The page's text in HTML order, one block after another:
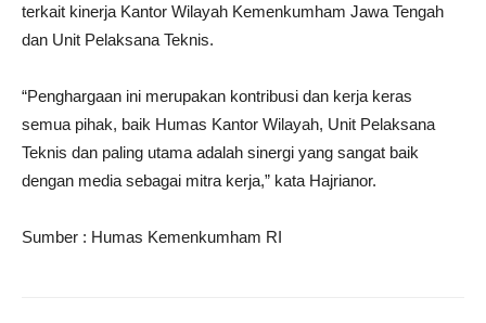
terkait kinerja Kantor Wilayah Kemenkumham Jawa Tengah
dan Unit Pelaksana Teknis.
“Penghargaan ini merupakan kontribusi dan kerja keras
semua pihak, baik Humas Kantor Wilayah, Unit Pelaksana
Teknis dan paling utama adalah sinergi yang sangat baik
dengan media sebagai mitra kerja,” kata Hajrianor.
Sumber : Humas Kemenkumham RI